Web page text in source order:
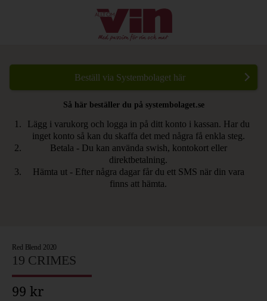
Red Blend 2020
19 CRIMES
99 kr
Beställ via Systembolaget här
Så här beställer du på systembolaget.se
Lägg i varukorg och logga in på ditt konto i kassan. Har du
inget konto så kan du skaffa det med några få enkla steg.
Betala - Du kan använda swish, kontokort eller
direktbetalning.
Hämta ut - Efter några dagar får du ett SMS när din vara
finns att hämta.